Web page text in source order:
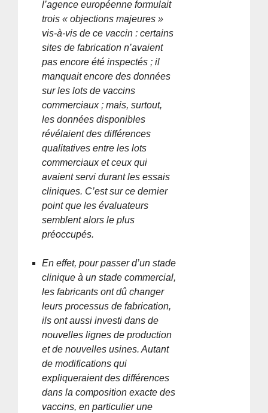
l’agence européenne formulait
trois « objections majeures »
vis-à-vis de ce vaccin : certains
sites de fabrication n’avaient
pas encore été inspectés ; il
manquait encore des données
sur les lots de vaccins
commerciaux ; mais, surtout,
les données disponibles
révélaient des différences
qualitatives entre les lots
commerciaux et ceux qui
avaient servi durant les essais
cliniques. C’est sur ce dernier
point que les évaluateurs
semblent alors le plus
préoccupés.
En effet, pour passer d’un stade
clinique à un stade commercial,
les fabricants ont dû changer
leurs processus de fabrication,
ils ont aussi investi dans de
nouvelles lignes de production
et de nouvelles usines. Autant
de modifications qui
expliqueraient des différences
dans la composition exacte des
vaccins, en particulier une